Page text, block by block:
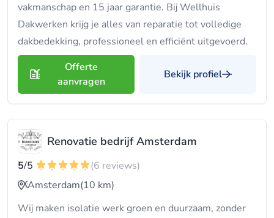
vakmanschap en 15 jaar garantie. Bij Wellhuis
Dakwerken krijg je alles van reparatie tot volledige
dakbedekking, professioneel en efficiënt uitgevoerd.
Offerte
aanvragen
Bekijk profiel
Renovatie bedrijf Amsterdam
5/5
(6 reviews)
Amsterdam(10 km)
Wij maken isolatie werk groen en duurzaam, zonder